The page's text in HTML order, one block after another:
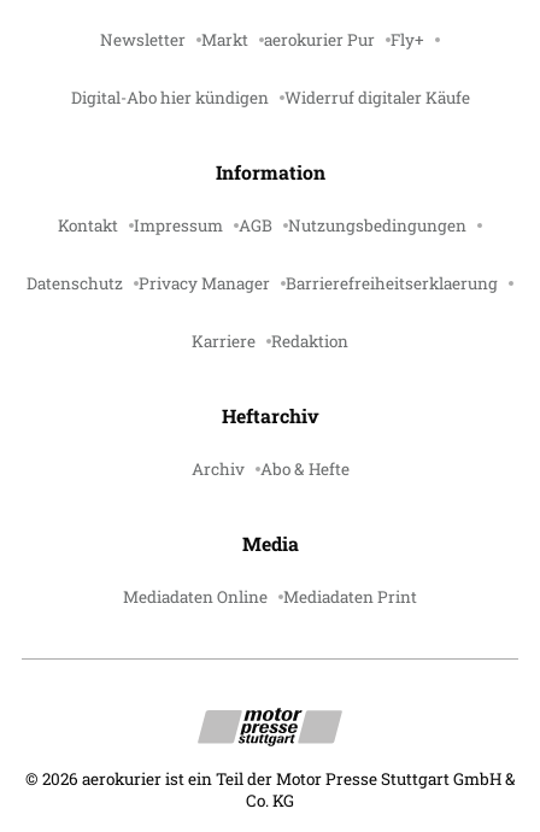
Newsletter Markt aerokurier Pur Fly+
Digital-Abo hier kündigen Widerruf digitaler Käufe
Information
Kontakt Impressum AGB Nutzungsbedingungen
Datenschutz Privacy Manager Barrierefreiheitserklaerung
Karriere Redaktion
Heftarchiv
Archiv Abo & Hefte
Media
Mediadaten Online Mediadaten Print
© 2026 aerokurier ist ein Teil der Motor Presse Stuttgart GmbH &
Co. KG